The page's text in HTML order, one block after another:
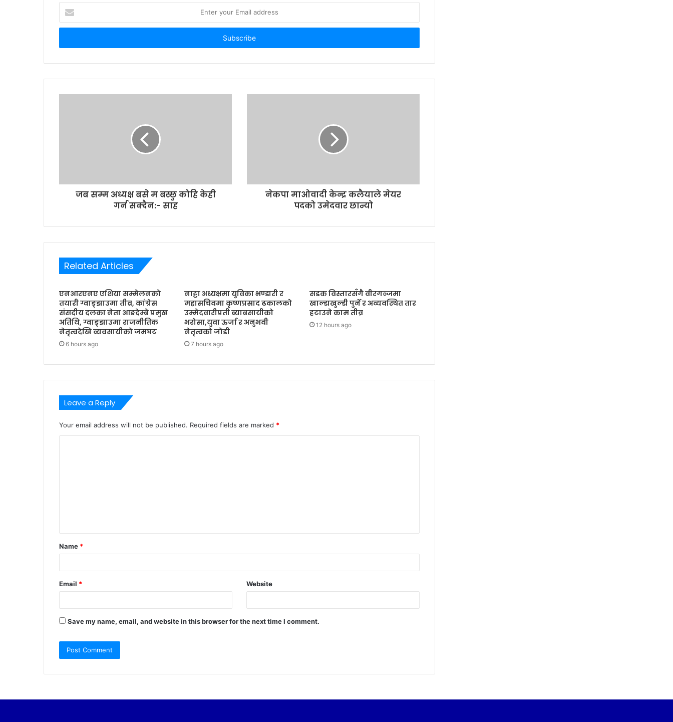
t
r
u
r
जब सम्म अध्यक्ष बसे म बस्छु कोहि केही
गर्न सक्दैन:- साह
नेकपा माओवादी केन्द्र कलैयाले मेयर
पदको उमेदवार छान्यो
Related Articles
एनआरएनए एशिया सम्मेलनको
तयारी ग्वाङ्झाउमा तीव्र, कांग्रेस
संसदीय दलका नेता आङदेम्बे प्रमुख
अतिथि, ग्वाङ्झाउमा राजनीतिक
नेतृत्वदेखि व्यवसायीको जमघट
6 hours ago
नाट्टा अध्यक्षमा युविका भण्डारी र
महासचिवमा कृष्णप्रसाद ढकालको
उम्मेदवारीप्रती ब्याबसायीको
भरोसा,युवा ऊर्जा र अनुभवी
नेतृत्वको जोडी
7 hours ago
सडक विस्तारसँगै वीरगञ्जमा
खाल्डाखुल्डी पुर्ने र अव्यवस्थित तार
हटाउने काम तीव्र
12 hours ago
Leave a Reply
Your email address will not be published. Required fields are marked *
t
*
Name *
Email * Website
Save my name, email, and website in this browser for the next time I comment.